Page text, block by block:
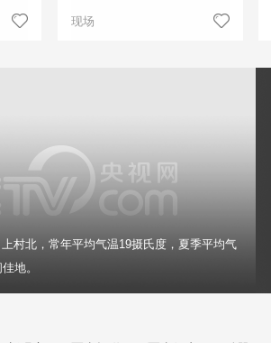
现场
村北，常年平均气温19摄氏度，夏季平均气
地。